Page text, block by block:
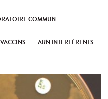
COMMUN
VACCINS ARN INTERFÉRENTS